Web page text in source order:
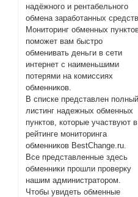
надёжного и рентабельного
обмена заработанных
Мониторинг обменных
поможет вам быстро
обменивать деньги в сети
интернет с наименьшими
потерями на комиссиях
обменников.
В списке представлен
листинг надежных обменных
пунктов, которые участвуют в
рейтинге мониторинга
обменников BestChange.ru.
Все представленные здесь
обменники прошли проверку
нашим администратором.
Чтобы увидеть обменные